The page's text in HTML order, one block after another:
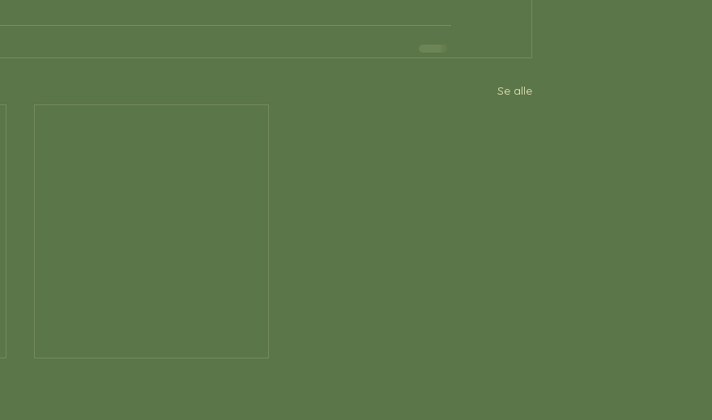
Se alle